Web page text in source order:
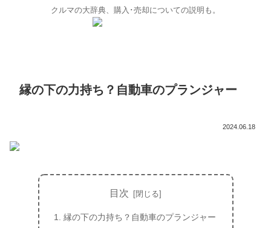
クルマの大辞典、購入･売却についての説明も。
縁の下の力持ち？自動車のプランジャー
2024.06.18
目次
縁の下の力持ち？自動車のプランジャー